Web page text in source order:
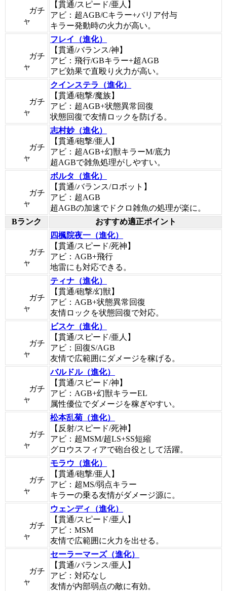
ガチ
ャ
【貫通/スピード/亜人】
アビ：超AGB/Cキラー+バリア付与
キラー発動時の火力が高い。
ガチ
ャ
フレイ（進化）
【貫通/バランス/神】
アビ：飛行/GBキラー+超AGB
アビ効果で直殴り火力が高い。
ガチ
ャ
クインステラ（進化）
【貫通/砲撃/魔族】
アビ：超AGB+状態異常回復
状態回復で友情ロックを防げる。
ガチ
ャ
志村妙（進化）
【貫通/砲撃/亜人】
アビ：超AGB+幻獣キラーM/底力
超AGBで雑魚処理がしやすい。
ガチ
ャ
ボルタ（進化）
【貫通/バランス/ロボット】
アビ：超AGB
超AGBの加速でドクロ雑魚の処理が楽に。
Bランク
おすすめ適正ポイント
ガチ
ャ
四楓院夜一（進化）
【貫通/スピード/死神】
アビ：AGB+飛行
地雷にも対応できる。
ガチ
ャ
ティナ（進化）
【貫通/砲撃/幻獣】
アビ：AGB+状態異常回復
友情ロックを状態回復で対応。
ガチ
ャ
ビスケ（進化）
【貫通/スピード/亜人】
アビ：回復S/AGB
友情で広範囲にダメージを稼げる。
ガチ
ャ
バルドル（進化）
【貫通/スピード/神】
アビ：AGB+幻獣キラーEL
属性優位でダメージを稼ぎやすい。
ガチ
ャ
松本乱菊（進化）
【反射/スピード/死神】
アビ：超MSM/超LS+SS短縮
グロウスフィアで砲台役として活躍。
ガチ
ャ
モラウ（進化）
【貫通/砲撃/亜人】
アビ：超MS/弱点キラー
キラーの乗る友情がダメージ源に。
ガチ
ャ
ウェンディ（進化）
【貫通/スピード/亜人】
アビ：MSM
友情で広範囲に火力を出せる。
ガチ
ャ
セーラーマーズ（進化）
【貫通/バランス/亜人】
アビ：対応なし
友情が内部弱点の敵に有効。